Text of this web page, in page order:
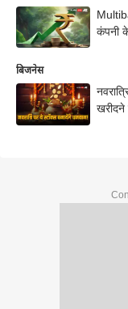
कंपनी
बिजनेस
खरीदने